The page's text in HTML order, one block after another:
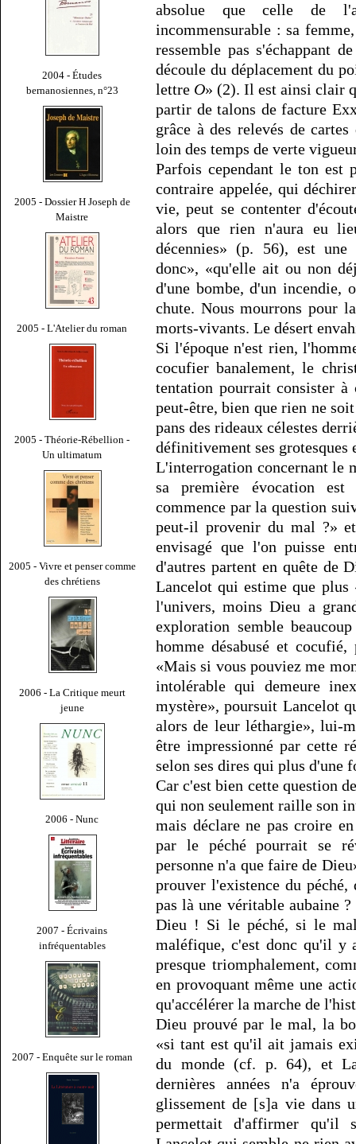
2004 - Études
bernanosiennes, n°23
2005 - Dossier H Joseph de
Maistre
2005 - L'Atelier du roman
2005 - Théorie-Rébellion -
Un ultimatum
2005 - Vivre et penser comme
des chrétiens
2006 - La Critique meurt
jeune
2006 - Nunc
2007 - Écrivains
infréquentables
2007 - Enquête sur le roman
absolue que celle de
incommensurable : sa
ressemble pas s'échappant
découle du déplacement du
lettre O» (2). Il est ainsi clair
partir de talons de facture
grâce à des relevés de
loin des temps de verte
Parfois cependant le ton est
contraire appelée, qui
vie, peut se contenter
alors que rien n'aura eu
décennies» (p. 56), est une
donc», «qu'elle ait ou non
d'une bombe, d'un incendie,
chute. Nous mourrons pour
morts-vivants. Le désert
Si l'époque n'est rien,
cocufier banalement, le
tentation pourrait consister
peut-être, bien que rien ne
pans des rideaux célestes
définitivement ses grotesques
L'interrogation concernant le
sa première évocation
commence par la question
peut-il provenir du mal ?»
envisagé que l'on puisse
d'autres partent en quête de
Lancelot qui estime que
l'univers, moins Dieu a
exploration semble
homme désabusé et
«Mais si vous pouviez me
intolérable qui demeure
mystère», poursuit Lancelot
alors de leur léthargie», lui-
être impressionné par cette
selon ses dires qui plus d'une
Car c'est bien cette question
qui non seulement raille son
mais déclare ne pas croire
par le péché pourrait se
personne n'a que faire de
prouver l'existence du
pas là une véritable aubaine
Dieu ! Si le péché, si le
maléfique, c'est donc qu'il y
presque triomphalement,
en provoquant même une
qu'accélérer la marche de
Dieu prouvé par le mal, la
«si tant est qu'il ait jamais
du monde (cf. p. 64), et
dernières années n'a
glissement de [s]a vie dans
permettait d'affirmer qu'il